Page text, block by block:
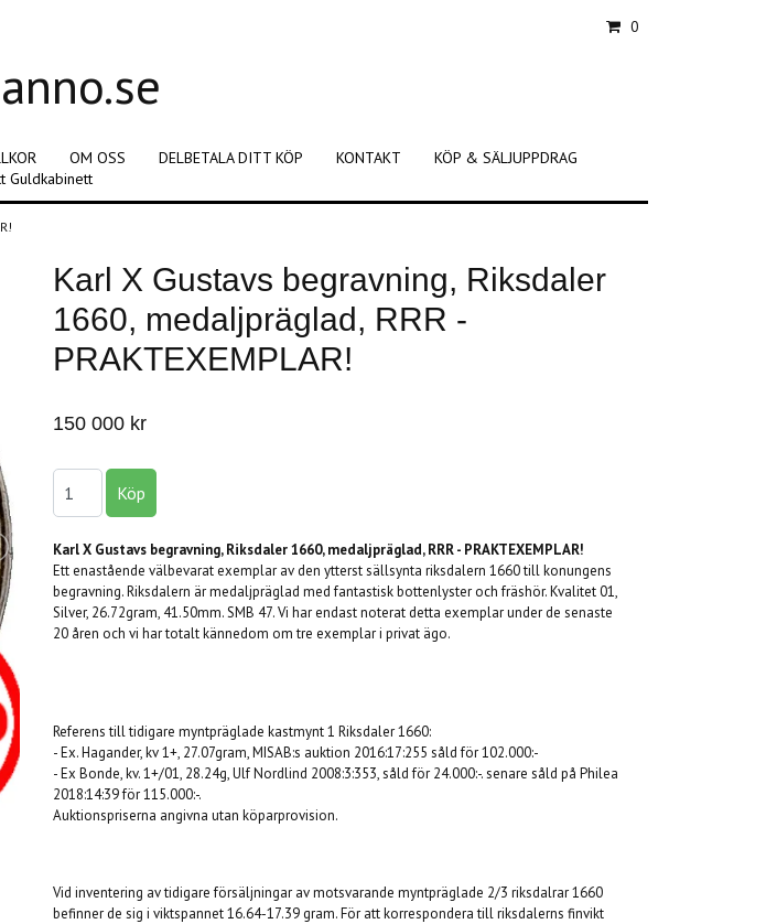
0
OM OSS DELBETALA DITT KÖP KONTAKT
KÖP & SÄLJUPPDRAG
Guldkabinett
Karl X Gustavs begravning, Riksdaler
1660, medaljpräglad, RRR -
PRAKTEXEMPLAR!
150 000 kr
Karl X Gustavs begravning, Riksdaler 1660, medaljpräglad, RRR - PRAKTEXEMPLAR!
Ett enastående välbevarat exemplar av den ytterst sällsynta riksdalern 1660 till konungens
begravning. Riksdalern är medaljpräglad med fantastisk bottenlyster och fräshör. Kvalitet 01,
Silver, 26.72gram, 41.50mm. SMB 47. Vi har endast noterat detta exemplar under de senaste
20 åren och vi har totalt kännedom om tre exemplar i privat ägo.
Referens till tidigare myntpräglade kastmynt 1 Riksdaler 1660:
- Ex. Hagander, kv 1+, 27.07gram, MISAB:s auktion 2016:17:255 såld för 102.000:-
- Ex Bonde, kv. 1+/01, 28.24g, Ulf Nordlind 2008:3:353, såld för 24.000:-. senare såld på Philea
2018:14:39 för 115.000:-.
Auktionspriserna angivna utan köparprovision.
Vid inventering av tidigare försäljningar av motsvarande myntpräglade 2/3 riksdalrar 1660
befinner de sig i viktspannet 16.64-17.39 gram. För att korrespondera till riksdalerns finvikt